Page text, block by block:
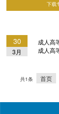
下载
30
3月
成人高
成人高
共1条 首页